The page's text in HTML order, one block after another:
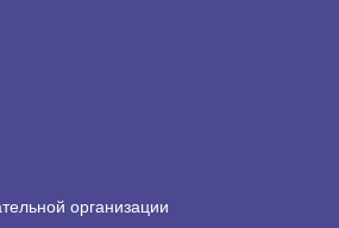
организации